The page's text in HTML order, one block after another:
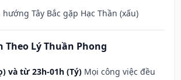
Tây Bắc gặp Hạc Thần (xấu)
Theo Lý Thuần Phong
và từ 23h-01h (Tý) Mọi công việc đều